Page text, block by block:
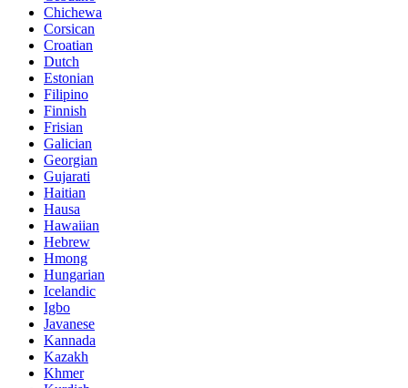
Chichewa
Corsican
Croatian
Dutch
Estonian
Filipino
Finnish
Frisian
Galician
Georgian
Gujarati
Haitian
Hausa
Hawaiian
Hebrew
Hmong
Hungarian
Icelandic
Igbo
Javanese
Kannada
Kazakh
Khmer